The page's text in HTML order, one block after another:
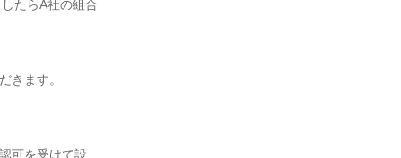
たらA社の組合
きます。
可を受けて設